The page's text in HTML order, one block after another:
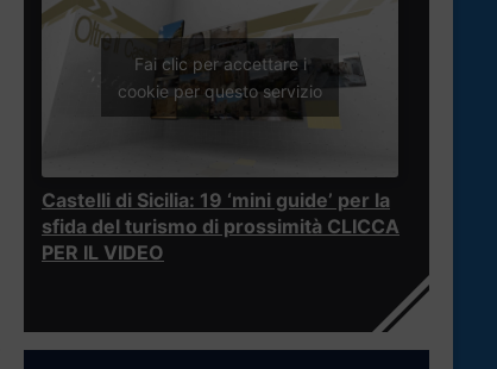
Fai clic per accettare i
cookie per questo servizio
Castelli di Sicilia: 19 ‘mini guide’ per la
sfida del turismo di prossimità CLICCA
PER IL VIDEO